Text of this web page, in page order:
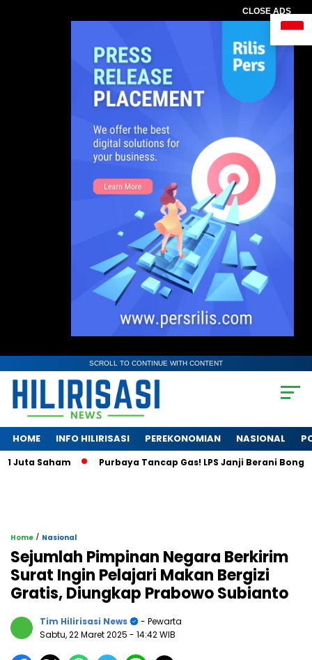
CLOSE ADS
SCROLL TO CONTINUE WITH CONTENT
HOME INFO HILIRISASI PEREKONOMIAN NASIONAL
Saham Purbaya Tancap Gas! LPS Janji Berani Bongkar
Home / Nasional
Sejumlah Pimpinan Negara Berkirim
Surat Ingin Pelajari Makan Bergizi
Gratis, Diungkap Prabowo Subianto
Tim Hilirisasi News
- Pewarta
Sabtu, 22 Maret 2025 - 14:42 WIB